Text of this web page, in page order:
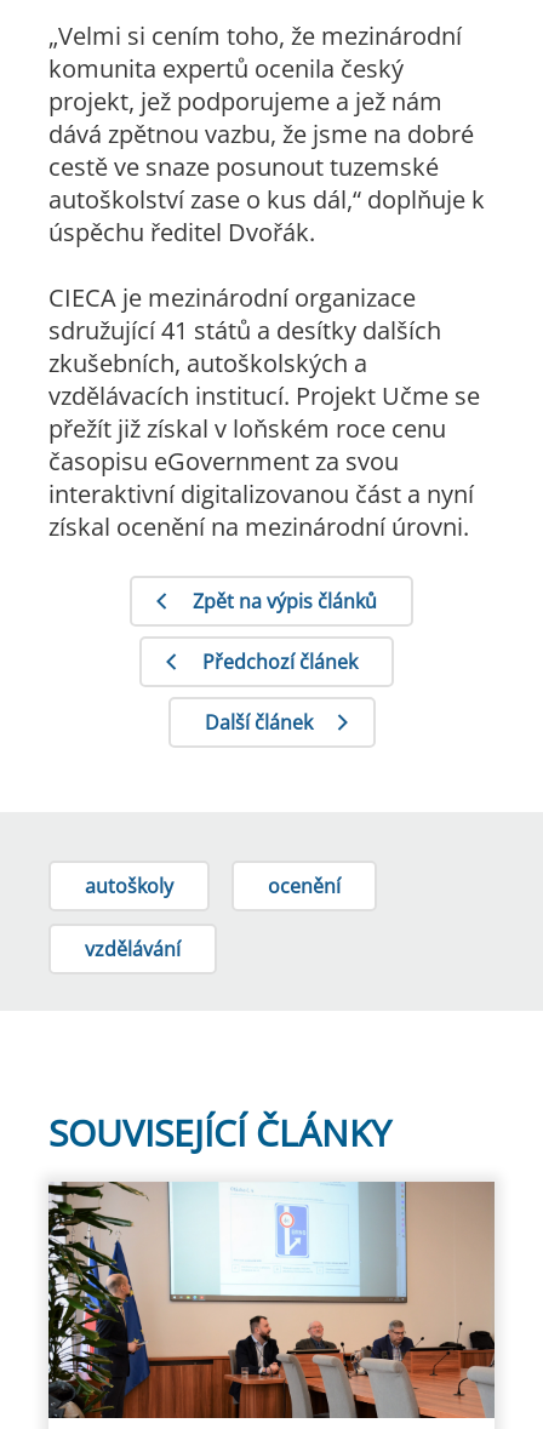
„Velmi si cením toho, že mezinárodní
komunita expertů ocenila český
projekt, jež podporujeme a jež nám
dává zpětnou vazbu, že jsme na dobré
cestě ve snaze posunout tuzemské
autoškolství zase o kus dál,“ doplňuje k
úspěchu ředitel Dvořák.
CIECA je mezinárodní organizace
sdružující 41 států a desítky dalších
zkušebních, autoškolských a
vzdělávacích institucí. Projekt Učme se
přežít již získal v loňském roce cenu
časopisu eGovernment za svou
interaktivní digitalizovanou část a nyní
získal ocenění na mezinárodní úrovni.
Zpět na výpis článků
Předchozí článek
Další článek
autoškoly ocenění
vzdělávání
SOUVISEJÍCÍ ČLÁNKY